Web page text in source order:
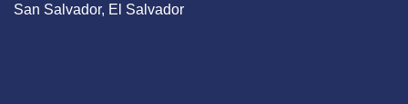
San Salvador, El Salvador